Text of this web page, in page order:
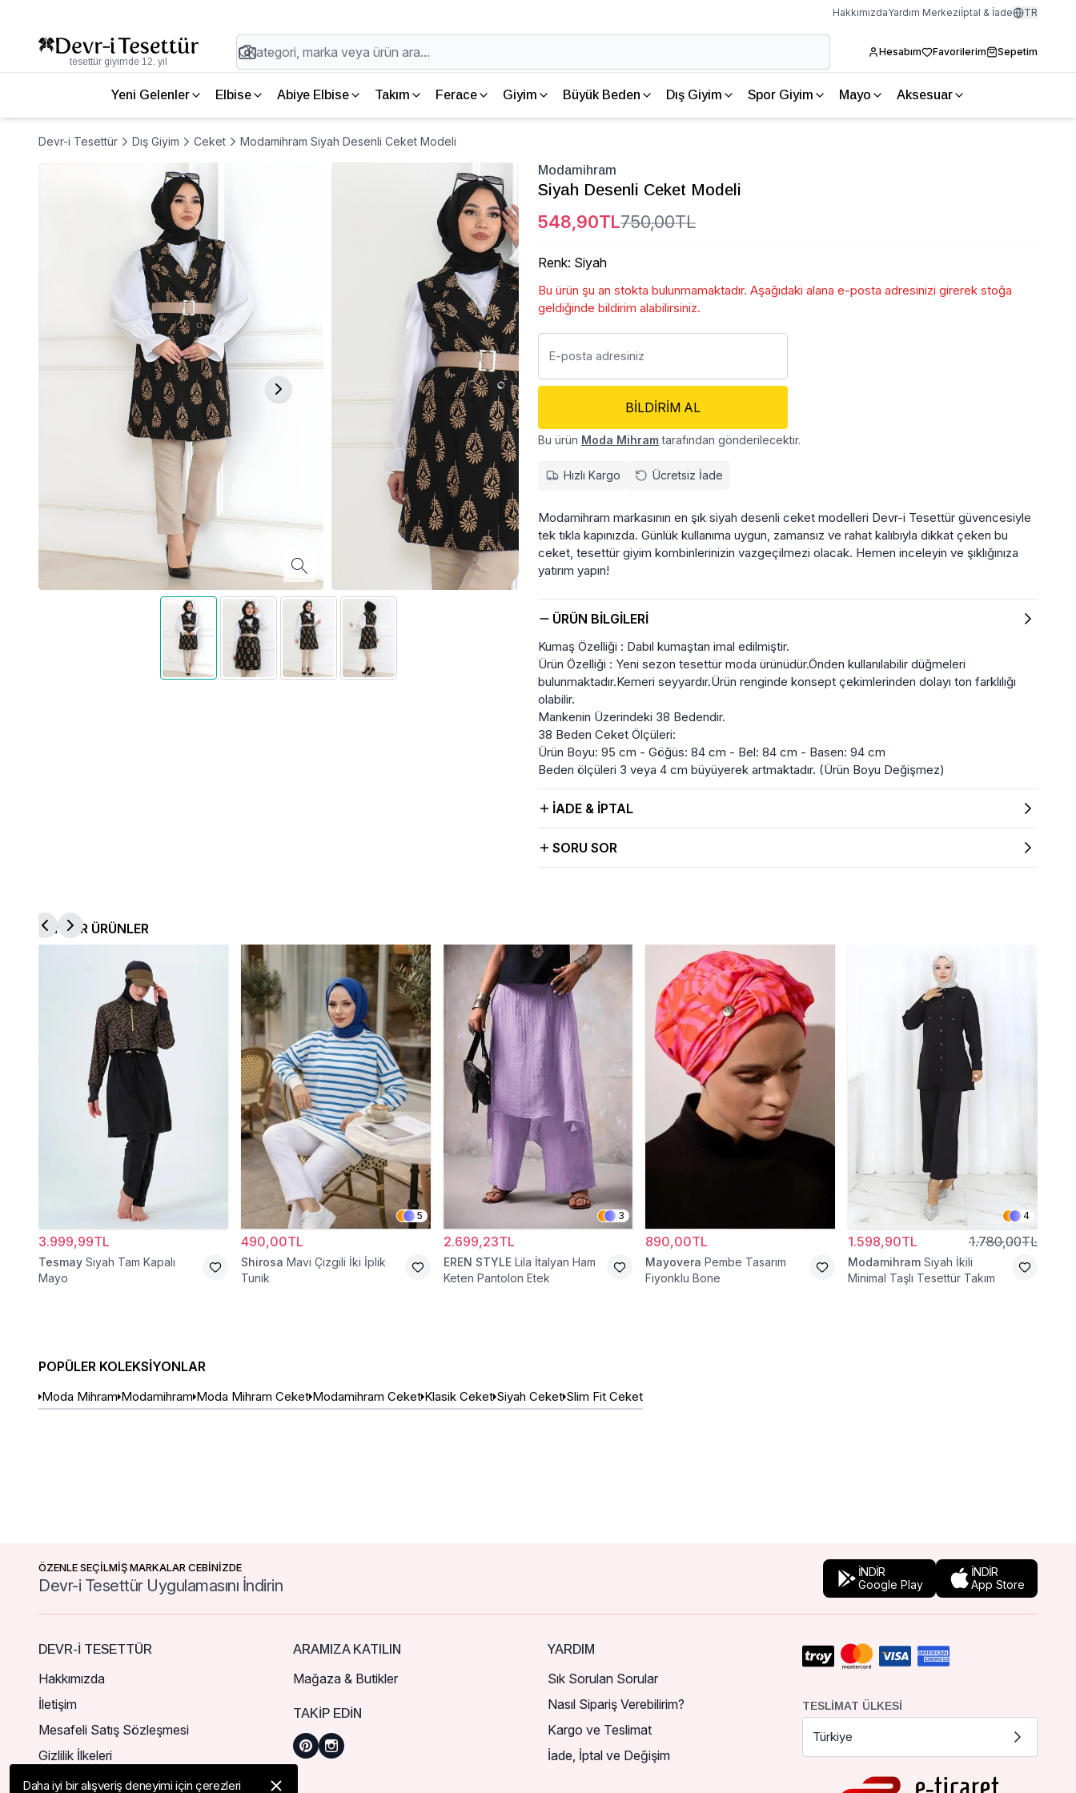
HakkımızdaYardım Merkeziİptal & İade TR
tesettür giyimde 12. yıl
Hesabım Favorilerim Sepetim
Yeni Gelenler Elbise Abiye Elbise Takım Ferace Giyim Büyük Beden Dış Giyim Spor Giyim Mayo Aksesuar
Devr-i Tesettür Dış Giyim Ceket Modamihram Siyah Desenli Ceket Modeli
Modamihram
Siyah Desenli Ceket Modeli
548,90TL750,00TL
Renk: Siyah
Bu ürün şu an stokta bulunmamaktadır. Aşağıdaki alana e-posta adresinizi girerek stoğa
geldiğinde bildirim alabilirsiniz.
BILDIRIM AL
Bu ürün Moda Mihramtarafından gönderilecektir.
Hızlı Kargo Ücretsiz İade
Modamihram markasının en şık siyah desenli ceket modelleri Devr-i Tesettür güvencesiyle
tek tıkla kapınızda. Günlük kullanıma uygun, zamansız ve rahat kalıbıyla dikkat çeken bu
ceket, tesettür giyim kombinlerinizin vazgeçilmezi olacak. Hemen inceleyin ve şıklığınıza
yatırım yapın!
ÜRÜN BILGILERI
Kumaş Özelliği : Dabıl kumaştan imal edilmiştir.
Ürün Özelliği : Yeni sezon tesettür moda ürünüdür.Önden kullanılabilir düğmeleri
bulunmaktadır.Kemeri seyyardır.Ürün renginde konsept çekimlerinden dolayı ton farklılığı
olabilir.
Mankenin Üzerindeki 38 Bedendir.
38 Beden Ceket Ölçüleri:
Ürün Boyu: 95 cm - Göğüs: 84 cm - Bel: 84 cm - Basen: 94 cm
Beden ölçüleri 3 veya 4 cm büyüyerek artmaktadır. (Ürün Boyu Değişmez)
İADE & İPTAL
SORU SOR
BENZER ÜRÜNLER
3.999,99TL
Tesmay Siyah Tam Kapalı
Mayo
5
490,00TL
Shirosa Mavi Çizgili İki İplik
Tunik
3
2.699,23TL
EREN STYLE Lila İtalyan Ham
Keten Pantolon Etek
890,00TL
Mayovera Pembe Tasarım
Fiyonklu Bone
4
1.598,90TL 1.780,00TL
Modamihram Siyah İkili
Minimal Taşlı Tesettür Takım
POPÜLER KOLEKSIYONLAR
Moda Mihram Modamihram Moda Mihram Ceket Modamihram Ceket Klasik Ceket Siyah Ceket Slim Fit Ceket
ÖZENLE SEÇİLMİŞ MARKALAR CEBİNİZDE
Devr-i Tesettür Uygulamasını İndirin
İNDİR
Google Play
İNDİR
App Store
DEVR-I TESETTÜR
Hakkımızda
İletişim
Mesafeli Satış Sözleşmesi
Gizlilik İlkeleri
ARAMIZA KATILIN
Mağaza & Butikler
TAKIP EDIN
YARDIM
Sık Sorulan Sorular
Nasıl Sipariş Verebilirim?
Kargo ve Teslimat
İade, İptal ve Değişim
TESLIMAT ÜLKESI
Türkiye
Daha iyi bir alışveriş deneyimi için çerezleri